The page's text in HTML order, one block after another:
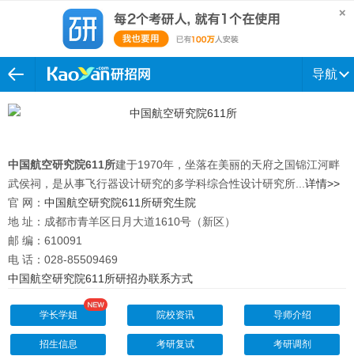
导航
中国航空研究院611所建于1970年，坐落在美丽的天府之国锦江河畔
武侯祠，是从事飞行器设计研究的多学科综合性设计研究所... 详情>>
官 网： 中国航空研究院611所研究生院
地 址：成都市青羊区日月大道1610号（新区）
邮 编：610091
电 话：028-85509469
中国航空研究院611所研招办联系方式
学长学姐 院校资讯 导师介绍
招生信息 考研复试 考研调剂